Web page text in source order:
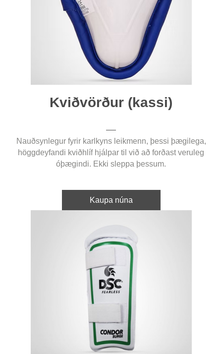
Kviðvörður (kassi)
Nauðsynlegur fyrir karlkyns leikmenn, þessi þægilega,
höggdeyfandi kviðhlíf hjálpar til við að forðast veruleg
óþægindi. Ekki sleppa þessum.
Kaupa núna